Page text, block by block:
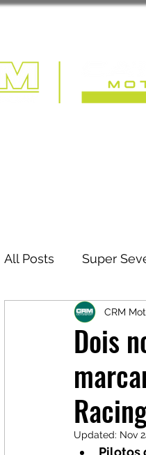
All Posts Super
Galerias
Dois
CRM
Updated: Nov
Pilotos